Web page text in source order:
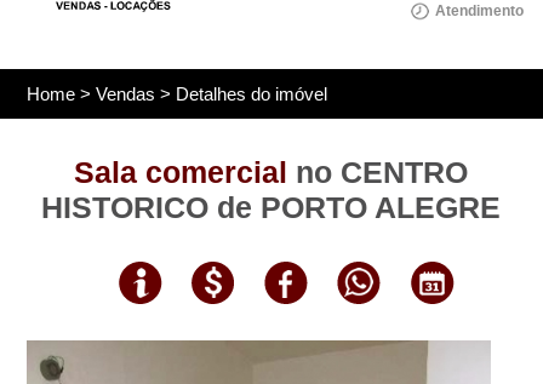
Atendimento
Home >Vendas > Detalhes do imóvel
Sala comercial no CENTRO
HISTORICO de PORTO ALEGRE